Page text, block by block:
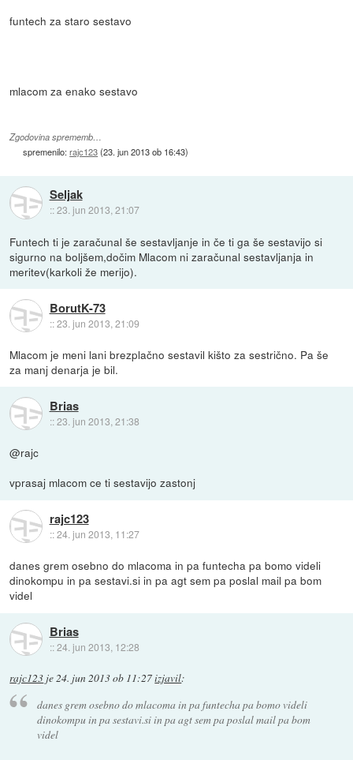
funtech za staro sestavo
mlacom za enako sestavo
Zgodovina sprememb…
spremenilo:rajc123(23. jun 2013 ob 16:43)
Seljak
::23. jun 2013, 21:07
Funtech ti je zaračunal še sestavljanje in če ti ga še sestavijo si
sigurno na boljšem,dočim Mlacom ni zaračunal sestavljanja in
meritev(karkoli že merijo).
BorutK-73
::23. jun 2013, 21:09
Mlacom je meni lani brezplačno sestavil kišto za sestrično. Pa še
za manj denarja je bil.
Brias
::23. jun 2013, 21:38
@rajc
vprasaj mlacom ce ti sestavijo zastonj
rajc123
::24. jun 2013, 11:27
danes grem osebno do mlacoma in pa funtecha pa bomo videli
dinokompu in pa sestavi.si in pa agt sem pa poslal mail pa bom
videl
Brias
::24. jun 2013, 12:28
rajc123 je24. jun 2013 ob 11:27izjavil:
danes grem osebno do mlacoma in pa funtecha pa bomo videli
dinokompu in pa sestavi.si in pa agt sem pa poslal mail pa bom
videl